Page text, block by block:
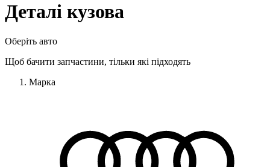
Деталі кузова
Оберіть авто
Щоб бачити запчастини, тільки які підходять
Марка